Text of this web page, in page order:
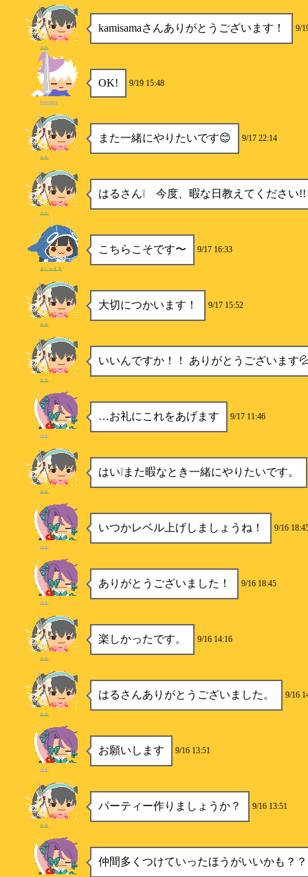
kamisamaさんありがとうございます！ 9/
ルカ
OK! 9/19 15:48
kamisama
また一緒にやりたいです😊 9/17 22:14
ルカ
はるさん❕ 今度、暇な日教えてください!!
ルカ
こちらこそです〜 9/17 16:33
ましゅまろ
大切につかいます！ 9/17 15:52
ルカ
いいんですか！！ ありがとうございます
ルカ
…お礼にこれをあげます 9/17 11:46
はる
はい❕また暇なとき一緒にやりたいです。
ルカ
いつかレベル上げしましょうね！ 9/16
はる
ありがとうございました！ 9/16 18:45
はる
楽しかったです。 9/16 14:16
ルカ
はるさんありがとうございました。 9/16
ルカ
お願いします 9/16 13:51
はる
パーティー作りましょうか？ 9/16 13:51
ルカ
仲間多くつけていったほうがいいかも？